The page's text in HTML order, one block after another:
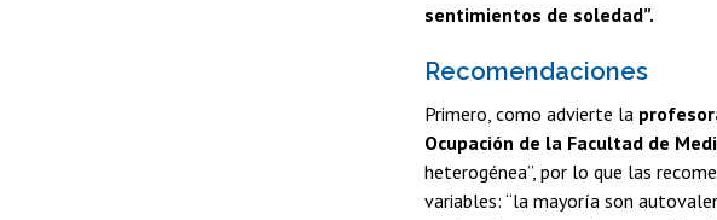
sentimientos de soledad”.
Recomendaciones
Primero, como advierte la
Ocupación de la Facultad de
heterogénea”, por lo que las
variables: “la mayoría son